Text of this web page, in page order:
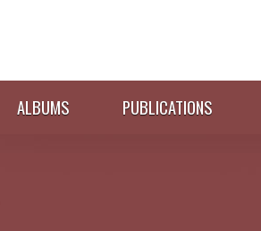
ALBUMS PUBLICATIONS